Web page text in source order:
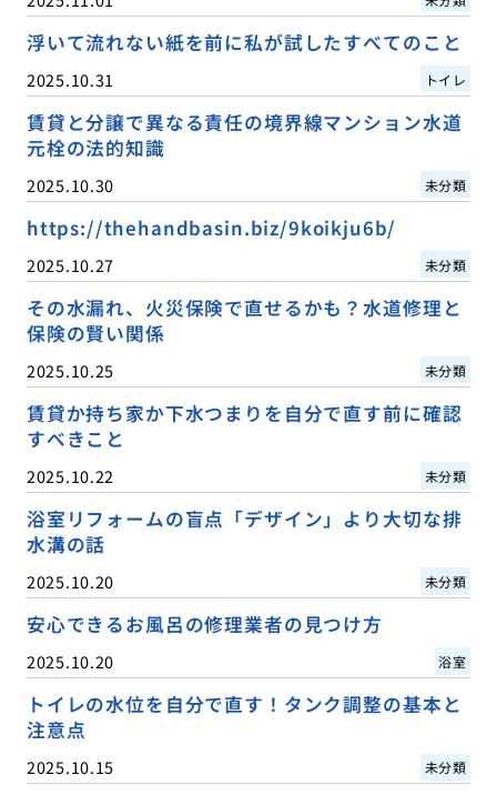
浮いて流れない紙を前に私が試したすべてのこと
2025.10.31 トイレ
賃貸と分譲で異なる責任の境界線マンション水道
元栓の法的知識
2025.10.30 未分類
https://thehandbasin.biz/9koikju6b/
2025.10.27 未分類
その水漏れ、火災保険で直せるかも？水道修理と
保険の賢い関係
2025.10.25 未分類
賃貸か持ち家か下水つまりを自分で直す前に確認
すべきこと
2025.10.22 未分類
浴室リフォームの盲点「デザイン」より大切な排
水溝の話
2025.10.20 未分類
安心できるお風呂の修理業者の見つけ方
2025.10.20 浴室
トイレの水位を自分で直す！タンク調整の基本と
注意点
2025.10.15 未分類